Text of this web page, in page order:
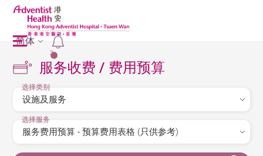
2
简体
服务收费 / 费用预算
选择类别
选择服务